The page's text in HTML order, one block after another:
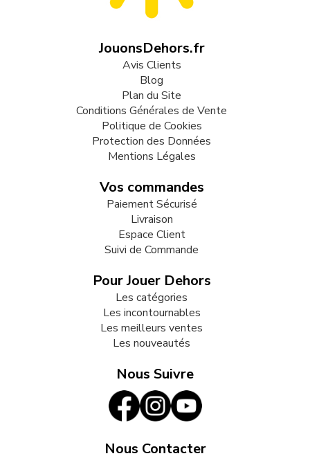
JouonsDehors.fr
Avis Clients
Blog
Plan du Site
Conditions Générales de Vente
Politique de Cookies
Protection des Données
Mentions Légales
Vos commandes
Paiement Sécurisé
Livraison
Espace Client
Suivi de Commande
Pour Jouer Dehors
Les catégories
Les incontournables
Les meilleurs ventes
Les nouveautés
Nous Suivre
Nous Contacter